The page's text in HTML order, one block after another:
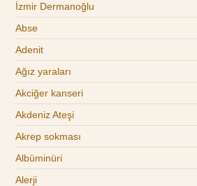
İzmir Dermanoğlu
Abse
Adenit
Ağız yaraları
Akciğer kanseri
Akdeniz Ateşi
Akrep sokması
Albüminüri
Alerji